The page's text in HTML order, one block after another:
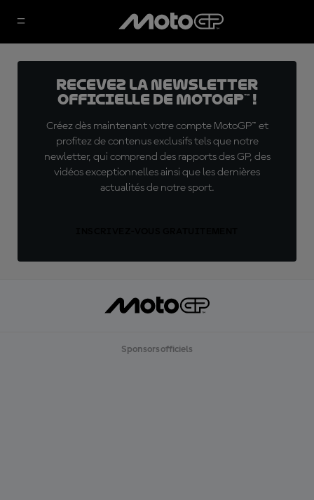
Recevez la Newsletter
officielle de MotoGP™ !
Créez dès maintenant votre compte MotoGP™ et
profitez de contenus exclusifs tels que notre
newletter, qui comprend des rapports des GP, des
vidéos exceptionnelles ainsi que les dernières
actualités de notre sport.
Sponsors officiels